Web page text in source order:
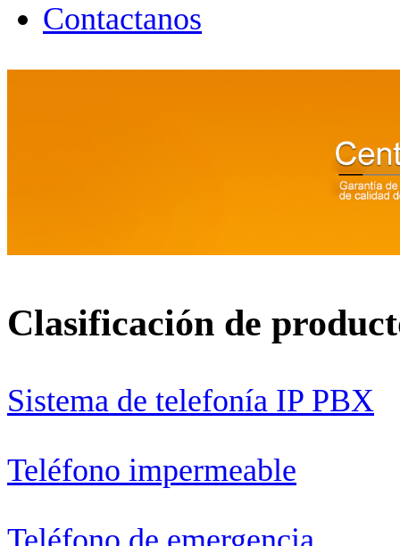
Contactanos
Clasificación de
Sistema de telefonía IP PBX
Teléfono impermeable